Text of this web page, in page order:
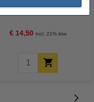
zwart (123inkt huismerk)
€ 14,50 Incl. 21% btw